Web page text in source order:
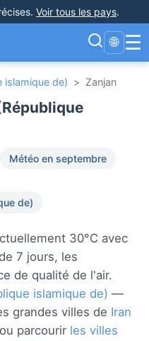
. Voir tous les pays.
🌐 ☰
islamique de) > Zanjan
Météo en septembre
de)
30°C avec
7 jours, les
de qualité de l'air.
islamique de) —
grandes villes de Iran
parcourir les villes